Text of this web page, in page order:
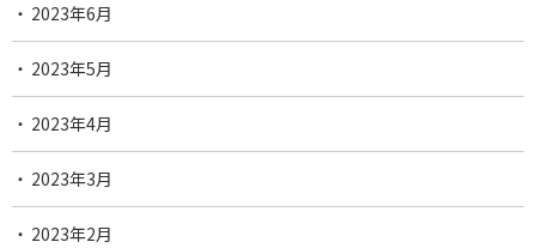
2023年6月
2023年5月
2023年4月
2023年3月
2023年2月